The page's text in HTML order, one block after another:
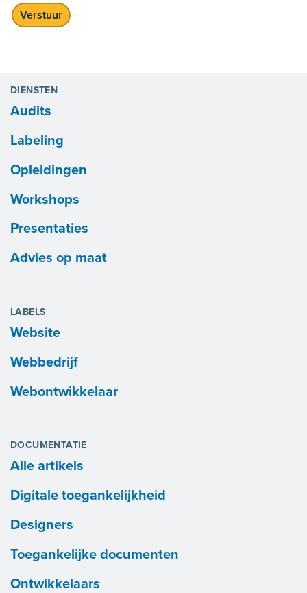
DIENSTEN
Audits
Labeling
Opleidingen
Workshops
Presentaties
Advies op maat
LABELS
Website
Webbedrijf
Webontwikkelaar
DOCUMENTATIE
Alle artikels
Digitale toegankelijkheid
Designers
Toegankelijke documenten
Ontwikkelaars